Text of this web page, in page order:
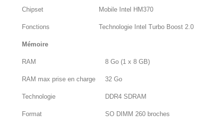
Chipset Mobile Intel HM370
Fonctions Technologie Intel Turbo Boost 2.0
Mémoire
RAM 8 Go (1 x 8 GB)
RAM max prise en charge 32 Go
Technologie DDR4 SDRAM
Format SO DIMM 260 broches